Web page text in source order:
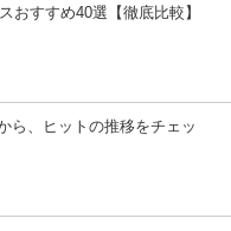
おすすめ40選【徹底比較】
ら、ヒットの推移をチェッ